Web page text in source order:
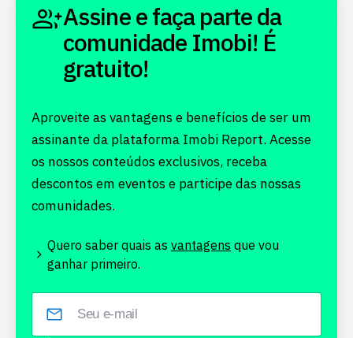
Assine e faça parte da
comunidade Imobi! É
gratuito!
Aproveite as vantagens e benefícios de ser um
assinante da plataforma Imobi Report. Acesse
os nossos conteúdos exclusivos, receba
descontos em eventos e participe das nossas
comunidades.
Quero saber quais as vantagens que vou
ganhar primeiro.